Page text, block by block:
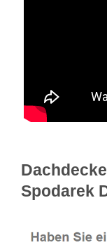
Spodarek